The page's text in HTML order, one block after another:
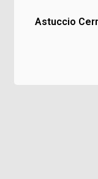
Astuccio